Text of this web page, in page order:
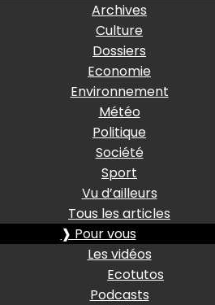
Archives
Culture
Dossiers
Economie
Environnement
Météo
Politique
Société
Sport
Vu d’ailleurs
Tous les articles
❱ Pour vous
Les vidéos
Ecotutos
Podcasts